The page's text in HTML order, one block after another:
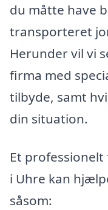
du måtte have
transporteret
Herunder vil vi
firma med
tilbyde, samt
din situation.
Et
i Uhre kan
såsom: